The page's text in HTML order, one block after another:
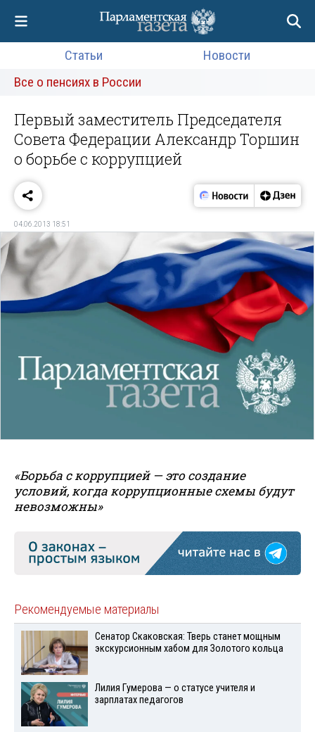
Статьи
Новости
Все о пенсиях в России
Первый заместитель Председателя
Совета Федерации Александр Торшин
о борьбе с коррупцией
04.06.2013 18:51
«Борьба с коррупцией — это создание
условий, когда коррупционные схемы будут
невозможны»
Рекомендуемые материалы
Сенатор Скаковская: Тверь станет мощным
экскурсионным хабом для Золотого кольца
Лилия Гумерова — о статусе учителя и
зарплатах педагогов